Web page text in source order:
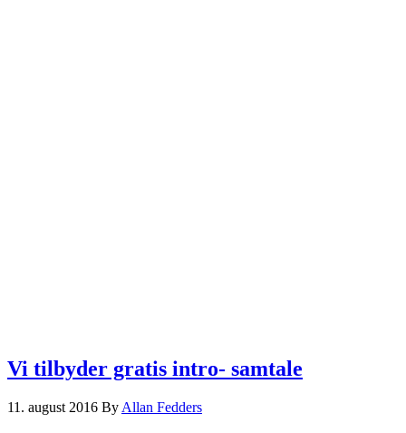
Vi tilbyder gratis intro- samtale
11. august 2016 By Allan Fedders